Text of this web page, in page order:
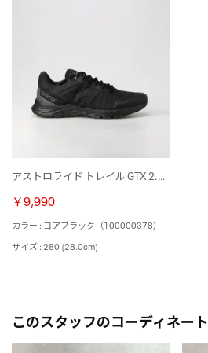
アストロライド トレイル GTX 2.0 / ASTRORIDE TRAIL GTX 2.0 （コアブラック）
￥9,990
カラー : コアブラック（100000378）
サイズ : 280 (28.0cm)
このスタッフのコーディネート